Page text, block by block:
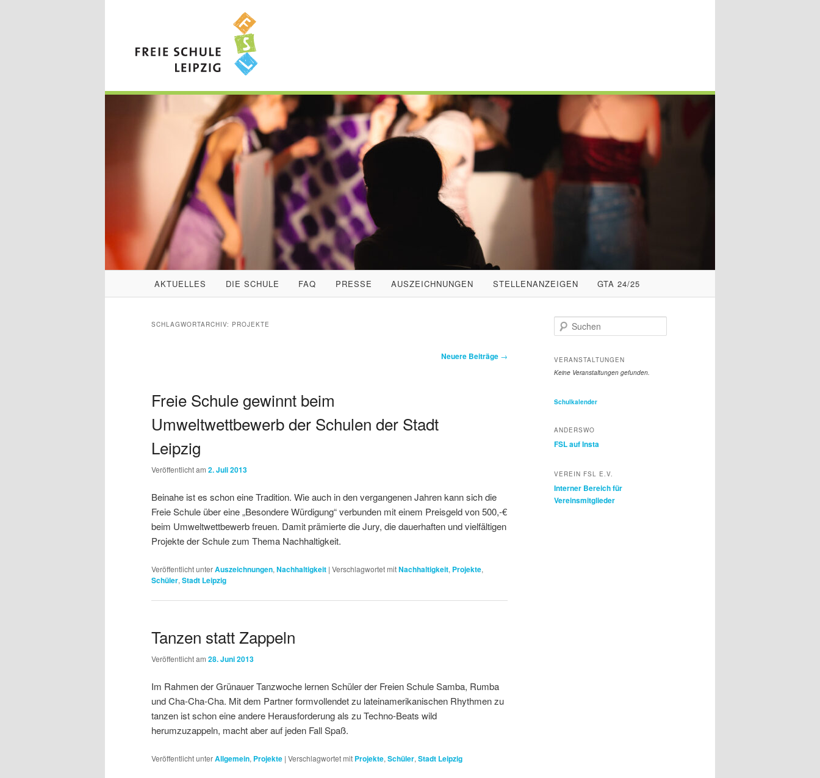
HAUPTMENÜ
ZUM
ZUM
AKTUELLES DIE SCHULE FAQ PRESSE AUSZEICHNUNGEN STELLENANZEIGEN GTA 24/25
SCHLAGWORTARCHIV: PROJEKTE
Neuere Beiträge →
Freie Schule gewinnt beim
Umweltwettbewerb der Schulen der Stadt
Leipzig
Veröffentlicht am 2. Juli 2013
Beinahe ist es schon eine Tradition. Wie auch in den vergangenen Jahren kann sich die
Freie Schule über eine „Besondere Würdigung“ verbunden mit einem Preisgeld von 500,-€
beim Umweltwettbewerb freuen. Damit prämierte die Jury, die dauerhaften und vielfältigen
Projekte der Schule zum Thema Nachhaltigkeit.
Veröffentlicht unterAuszeichnungen, Nachhaltigkeit | Verschlagwortet mitNachhaltigkeit, Projekte,
Schüler, Stadt Leipzig
Tanzen statt Zappeln
Veröffentlicht am 28. Juni 2013
Im Rahmen der Grünauer Tanzwoche lernen Schüler der Freien Schule Samba, Rumba
und Cha-Cha-Cha. Mit dem Partner formvollendet zu lateinamerikanischen Rhythmen zu
tanzen ist schon eine andere Herausforderung als zu Techno-Beats wild
herumzuzappeln, macht aber auf jeden Fall Spaß.
Veröffentlicht unterAllgemein, Projekte | Verschlagwortet mit Projekte, Schüler, Stadt Leipzig
u
h
e
VERANSTALTUNGEN
Keine Veranstaltungen gefunden.
Schulkalender
ANDERSWO
FSL auf Insta
VEREIN FSL E.V.
Interner Bereich für
Vereinsmitglieder